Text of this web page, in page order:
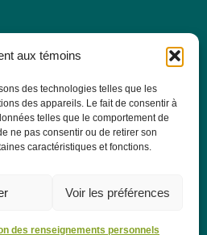
aux témoins
des technologies telles que les
des appareils. Le fait de consentir à
telles que le comportement de
ne pas consentir ou de retirer son
caractéristiques et fonctions.
Voir les préférences
des renseignements personnels
les
M'abonner